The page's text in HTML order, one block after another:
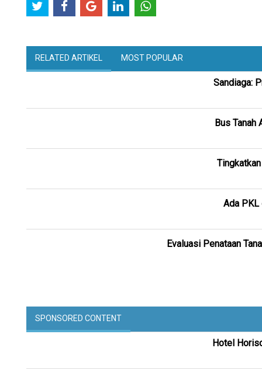
RELATED ARTIKEL MOST POPULAR
Sandiaga:
Bus Tanah
Ada PKL
Evaluasi Penataan
SPONSORED CONTENT
Hotel